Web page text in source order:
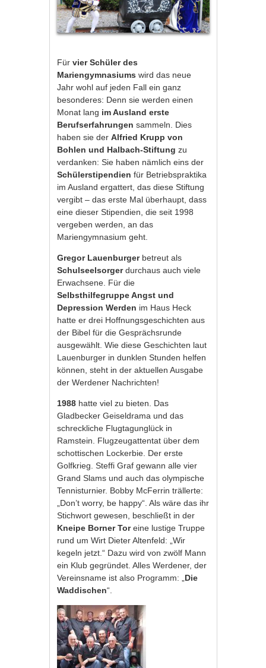
Fürvier Schüler des
Mariengymnasiums wird das neue
Jahr wohl auf jeden Fall ein ganz
besonderes: Denn sie werden einen
Monat lang im Ausland erste
Berufserfahrungen sammeln. Dies
haben sie derAlfried Krupp von
Bohlen und Halbach-Stiftung zu
verdanken: Sie haben nämlich eins der
Schülerstipendien für Betriebspraktika
im Ausland ergattert, das diese Stiftung
vergibt – das erste Mal überhaupt, dass
eine dieser Stipendien, die seit 1998
vergeben werden, an das
Mariengymnasium geht.
Gregor Lauenburgerbetreut als
Schulseelsorgerdurchaus auch viele
Erwachsene. Für die
Selbsthilfegruppe Angst und
Depression Werden im Haus Heck
hatte er drei Hoffnungsgeschichten aus
der Bibel für die Gesprächsrunde
ausgewählt. Wie diese Geschichten laut
Lauenburger in dunklen Stunden helfen
können, steht in der aktuellen Ausgabe
der Werdener Nachrichten!
1988 hatte viel zu bieten. Das
Gladbecker Geiseldrama und das
schreckliche Flugtagunglück in
Ramstein. Flugzeugattentat über dem
schottischen Lockerbie. Der erste
Golfkrieg. Steffi Graf gewann alle vier
Grand Slams und auch das olympische
Tennisturnier. Bobby McFerrin trällerte:
„Don’t worry, be happy“. Als wäre das ihr
Stichwort gewesen, beschließt in der
Kneipe Borner Toreine lustige Truppe
rund um Wirt Dieter Altenfeld: „Wir
kegeln jetzt.“ Dazu wird von zwölf Mann
ein Klub gegründet. Alles Werdener, der
Vereinsname ist also Programm: „ Die
Waddischen“.